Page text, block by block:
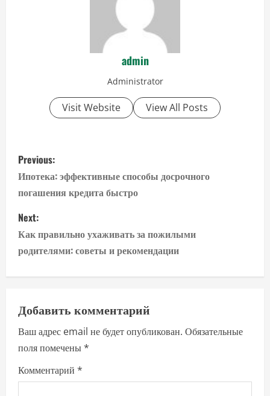
admin
Administrator
Visit Website View All Posts
P
o
s
t
n
a
v
i
g
a
Previous:
Ипотека: эффективные способы досрочного
погашения кредита быстро
Next:
Как правильно ухаживать за пожилыми
родителями: советы и рекомендации
Добавить комментарий
Ваш адрес email не будет опубликован. Обязательные
поля помечены*
Комментарий *